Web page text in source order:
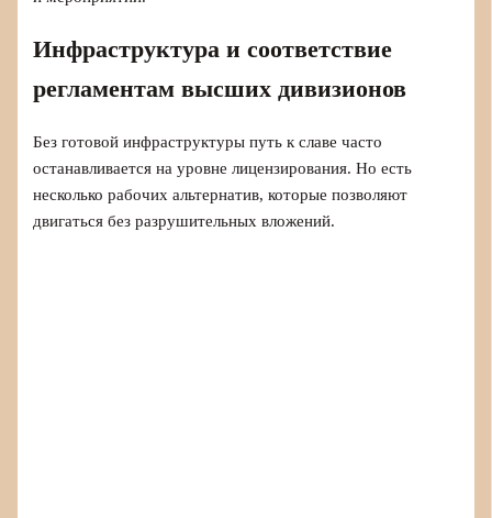
Инфраструктура и соответствие
регламентам высших дивизионов
Без готовой инфраструктуры путь к славе часто
останавливается на уровне лицензирования. Но есть
несколько рабочих альтернатив, которые позволяют
двигаться без разрушительных вложений.